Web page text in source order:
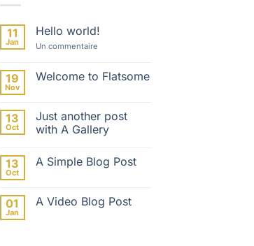
11
Jan
Hello world!
Un commentairesur
19
Nov
Welcome to Flatsome
Welcome
to
Flatsome
13
Oct
Just another post
with A Gallery
sur
with
A
13
Oct
A Simple Blog Post
A
01
Jan
A Video Blog Post